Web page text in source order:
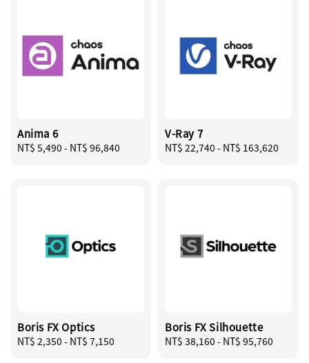
Anima 6
Regular
NT$ 5,490 - NT$ 96,840
V-Ray 7
Regular
NT$ 22,740 - NT$ 163,620
Boris FX Optics
Regular
NT$ 2,350 - NT$ 7,150
Boris FX Silhouette
Regular
NT$ 38,160 - NT$ 95,760